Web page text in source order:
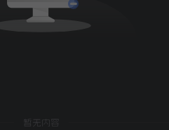
暂无内容